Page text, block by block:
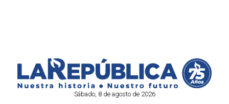
Sábado, 8 de agosto de 2026